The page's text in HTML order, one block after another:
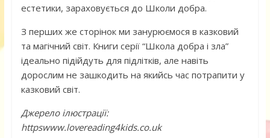
естетики, зараховується до Школи добра.
З перших же сторінок ми занурюємося в казковий
та магічний світ. Книги серії “Школа добра і зла”
ідеально підійдуть для підлітків, але навіть
дорослим не зашкодить на якийсь час потрапити у
казковий світ.
Джерело ілюстрації:
httpswww.lovereading4kids.co.uk